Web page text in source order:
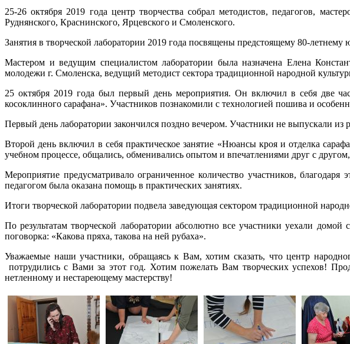
25-26 октября 2019 года центр творчества собрал методистов, педагогов,
Руднянского, Краснинского, Ярцевского и Смоленского.
Занятия в творческой лаборатории 2019 года посвящены предстоящему 80-
Мастером и ведущим специалистом лаборатории была назначена Елена
молодежи г. Смоленска, ведущий методист сектора традиционной народной
25 октября 2019 года был первый день мероприятия. Он включил в себя две
косоклинного сарафана». Участников познакомили с технологией пошива и
Первый день лаборатории закончился поздно вечером. Участники не выпускали из
Второй день включил в себя практическое занятие «Нюансы кроя и отделка
учебном процессе, общались, обменивались опытом и впечатлениями друг с
Мероприятие предусматривало ограниченное количество участников,
педагогом была оказана помощь в практических занятиях.
Итоги творческой лаборатории подвела заведующая сектором традиционной
По результатам творческой лаборатории абсолютно все участники уехали
поговорка: «Какова пряха, такова на ней рубаха».
Уважаемые наши участники, обращаясь к Вам, хотим сказать, что центр
потрудились с Вами за этот год. Хотим пожелать Вам творческих успехов!
нетленному и нестареющему мастерству!